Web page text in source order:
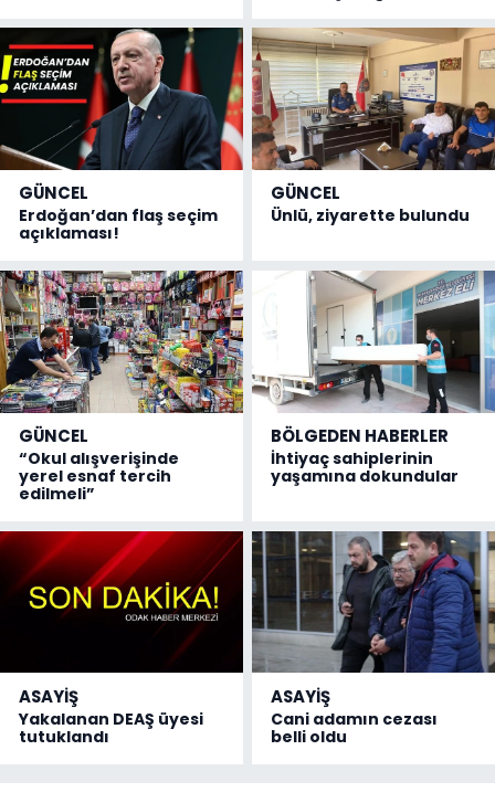
GÜNCEL
Erdoğan’dan flaş seçim
açıklaması!
GÜNCEL
Ünlü, ziyarette bulundu
GÜNCEL
“Okul alışverişinde
yerel esnaf tercih
edilmeli”
BÖLGEDEN HABERLER
İhtiyaç sahiplerinin
yaşamına dokundular
ASAYİŞ
Yakalanan DEAŞ üyesi
tutuklandı
ASAYİŞ
Cani adamın cezası
belli oldu